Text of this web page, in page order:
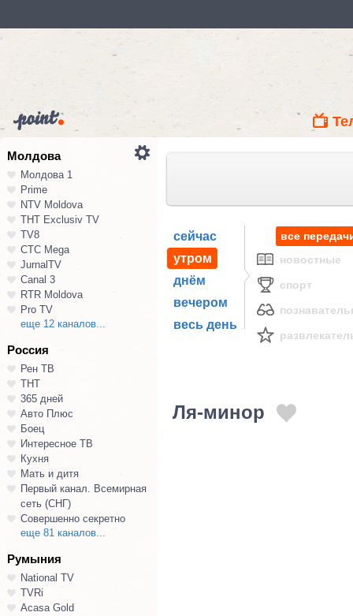
Молдова
Молдова 1
Prime
NTV Moldova
ТНТ Exclusiv TV
TV8
СТС Mega
JurnalTV
Canal 3
RTR Moldova
Pro TV
еще 12 каналов...
Россия
Рен ТВ
ТНТ
365 дней
Авто Плюс
Боец
Интересное ТВ
Кухня
Мать и дитя
Первый канал. Всемирная
сеть (СНГ)
Совершенно секретно
еще 81 каналов...
Румыния
National TV
TVRi
Acasa Gold
сейчас
утром
днём
вечером
весь день
все
новостные
спорт
Ля-минор